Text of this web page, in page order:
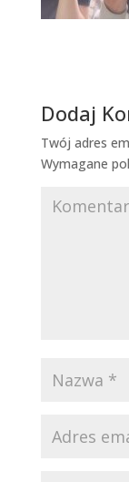
Dodaj
Twój adres
Wymagane